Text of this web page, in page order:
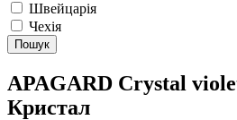
Швейцарія
Чехія
Пошук
APAGARD Crystal
Кристал